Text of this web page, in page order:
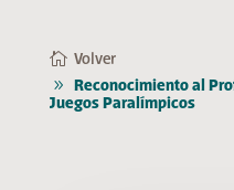
Volver
Reconocimiento al
Juegos Paralímpicos